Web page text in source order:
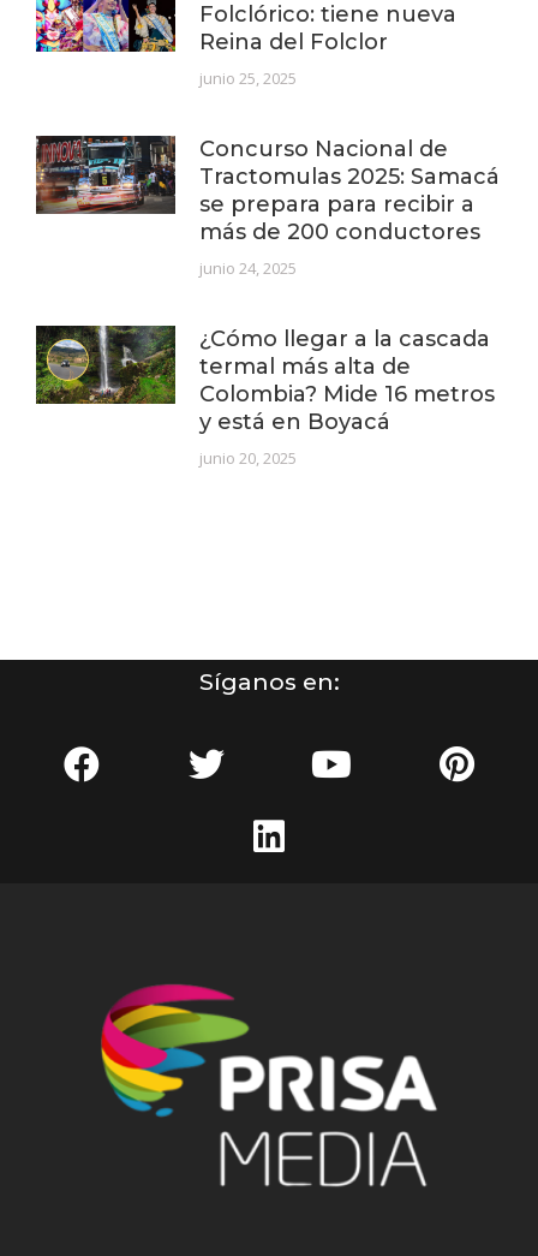
Folclórico: tiene nueva
Reina del Folclor
junio 25, 2025
Concurso Nacional de
Tractomulas 2025: Samacá
se prepara para recibir a
más de 200 conductores
junio 24, 2025
¿Cómo llegar a la cascada
termal más alta de
Colombia? Mide 16 metros
y está en Boyacá
junio 20, 2025
Síganos en: